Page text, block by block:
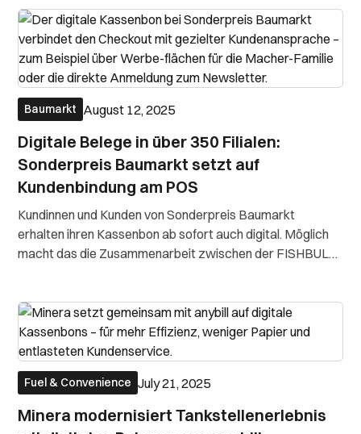
Baumarkt August 12, 2025
Digitale Belege in über 350 Filialen:
Sonderpreis Baumarkt setzt auf
Kundenbindung am POS
Kundinnen und Kunden von Sonderpreis Baumarkt
erhalten ihren Kassenbon ab sofort auch digital. Möglich
macht das die Zusammenarbeit zwischen der FISHBULL
GmbH). Der digitale Beleg wird direkt an der Kasse ang
Fuel & Convenience July 21, 2025
Minera modernisiert Tankstellenerlebnis